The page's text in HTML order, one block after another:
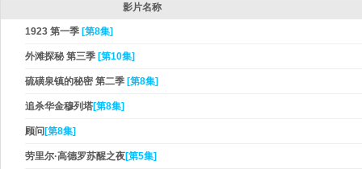
影片名称
1923 第一季 [第8集]
外滩探秘 第三季 [第10集]
硫磺泉镇的秘密 第二季 [第8集]
追杀华金穆列塔[第8集]
顾问 [第8集]
劳里尔·高德罗苏醒之夜[第5集]